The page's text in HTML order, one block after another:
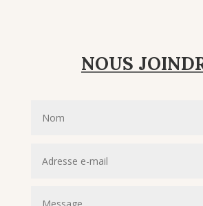
NOUS